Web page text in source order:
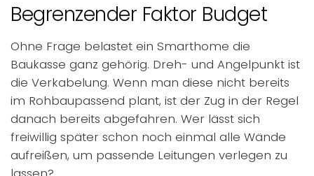
Begrenzender Faktor Budget
Ohne Frage belastet ein Smarthome die
Baukasse ganz gehörig. Dreh- und Angelpunkt ist
die Verkabelung. Wenn man diese nicht bereits
im Rohbaupassend plant, ist der Zug in der Regel
danach bereits abgefahren. Wer lässt sich
freiwillig später schon noch einmal alle Wände
aufreißen, um passende Leitungen verlegen zu